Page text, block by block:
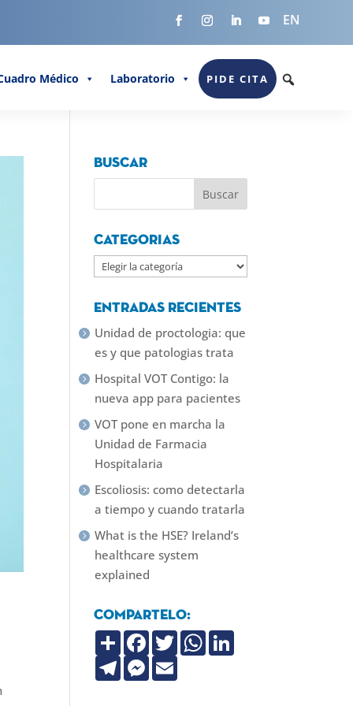
EN
Médico Laboratorio PIDE CITA
Buscar
Categorias
Categorias
Entradas recientes
Unidad de proctologia: que
es y que patologias trata
Hospital VOT Contigo: la
nueva app para pacientes
VOT pone en marcha la
Unidad de Farmacia
Hospitalaria
Escoliosis: como detectarla
a tiempo y cuando tratarla
What is the HSE? Ireland’s
healthcare system
explained
Compartelo:
C
o
m
p
F
a
c
e
T
w
W
h
T
e
M
e